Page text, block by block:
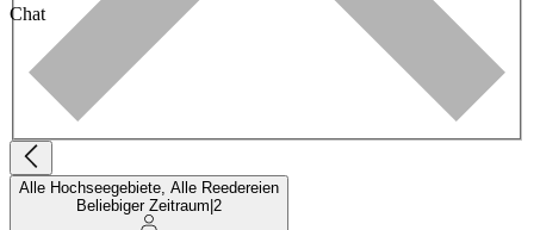
Chat
Alle Hochseegebiete, Alle Reedereien
Beliebiger Zeitraum 2